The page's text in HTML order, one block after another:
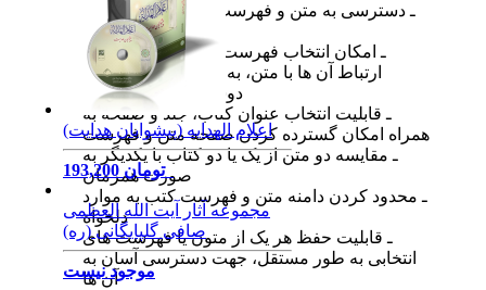
اعلام الهدایه (پیشوایان هدایت)
193,200 تومان
ـ دسترسی به متن و فهرست تمام آثار موجود در
برنامه
ـ امکان انتخاب فهرست درختی و گزینشی و
ارتباط آن‌ ها با متن، به همراه قابلیت تطبیق
دوسویه متن و فهرست
ـ قابلیت انتخاب عنوان کتاب، جلد و صفحه به
همراه امکان گسترده کردن صفحه متن و فهرست
ـ مقایسه دو متن از یک یا دو کتاب با یکدیگر به
صورت همزمان
ـ محدود کردن دامنه متن و فهرست کتب به موارد
دلخواه
ـ قابلیت حفظ هر یک از متون یا فهرست‌ های
انتخابی به طور مستقل، جهت دسترسی ‌آسان به
آن‌ ها